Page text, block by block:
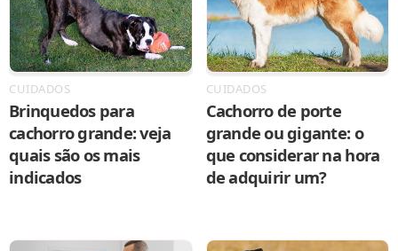
CUIDADOS
Brinquedos para
cachorro grande: veja
quais são os mais
indicados
CUIDADOS
Cachorro de porte
grande ou gigante: o
que considerar na hora
de adquirir um?